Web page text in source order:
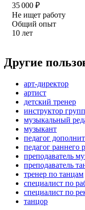
35 000 ₽
Не ищет работу
Общий опыт
10 лет
Другие
арт-директор
артист
детский тренер
инструктор
музыкальный
музыкант
педагог
педагог раннего
преподаватель
преподаватель
тренер по танцам
специалист по
специалист по
танцор